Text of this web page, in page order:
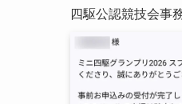
四駆公認競技会事